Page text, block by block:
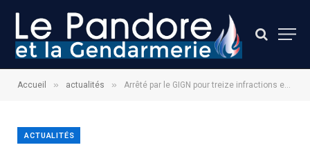
Accueil » actualités » Arrêté par le GIGN pour treize infractions en trois jours
ACTUALITÉS